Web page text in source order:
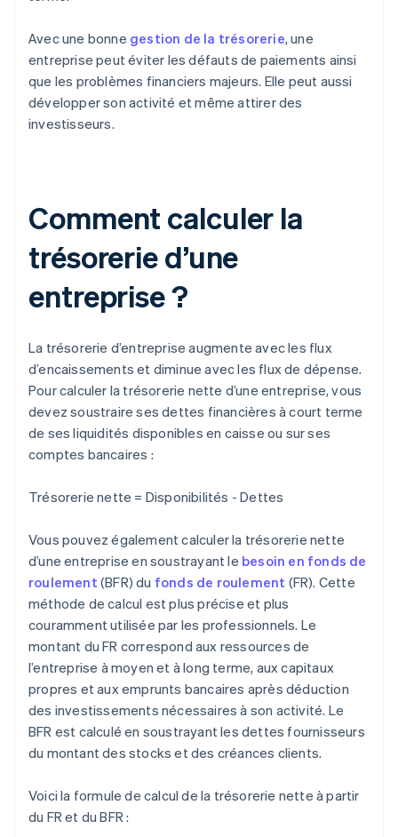
Avec une bonne gestion de la trésorerie, une
entreprise peut éviter les défauts de paiements ainsi
que les problèmes financiers majeurs. Elle peut aussi
développer son activité et même attirer des
investisseurs.
Comment calculer la
trésorerie d’une
entreprise ?
La trésorerie d’entreprise augmente avec les flux
d’encaissements et diminue avec les flux de dépense.
Pour calculer la trésorerie nette d’une entreprise, vous
devez soustraire ses dettes financières à court terme
de ses liquidités disponibles en caisse ou sur ses
comptes bancaires :
Trésorerie nette = Disponibilités - Dettes
Vous pouvez également calculer la trésorerie nette
d’une entreprise en soustrayant le besoin en fonds de
roulement (BFR) du fonds de roulement (FR). Cette
méthode de calcul est plus précise et plus
couramment utilisée par les professionnels. Le
montant du FR correspond aux ressources de
l’entreprise à moyen et à long terme, aux capitaux
propres et aux emprunts bancaires après déduction
des investissements nécessaires à son activité. Le
BFR est calculé en soustrayant les dettes fournisseurs
du montant des stocks et des créances clients.
Voici la formule de calcul de la trésorerie nette à partir
du FR et du BFR :